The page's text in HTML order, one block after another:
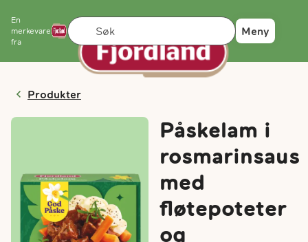
En
merkevare
fra
Søk
Meny
Produkter
Påskelam i
rosmarinsaus
med
fløtepoteter
og